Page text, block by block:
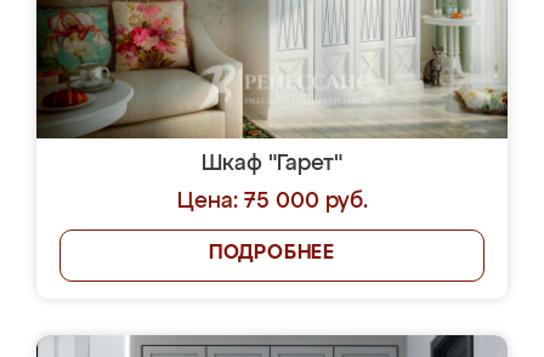
Шкаф "Гарет"
Цена: 75 000 руб.
ПОДРОБНЕЕ